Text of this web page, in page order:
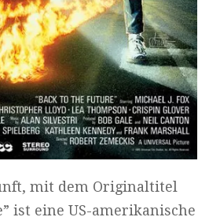
mit dem Originaltitel
ist eine US-amerikanische